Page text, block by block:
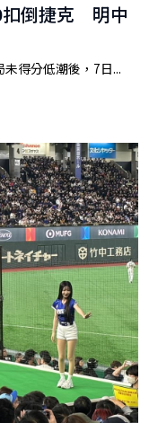
扣倒捷克 明中
得分低潮後，7日...